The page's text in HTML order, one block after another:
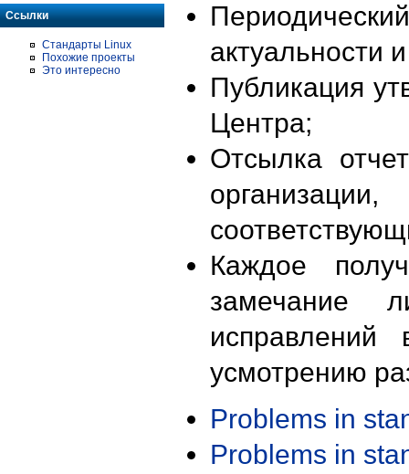
Ссылки
Стандарты Linux
Похожие проекты
Это интересно
актуальности
Публикация
Центра;
Отсылка
Каждое
замечание
исправлений
усмотрению
Problems in
Problems in